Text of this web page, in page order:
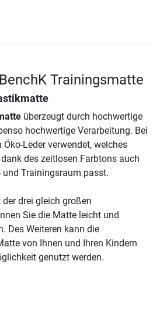
Trainingsmatte
überzeugt durch hochwertige
hochwertige Verarbeitung. Bei
Leder verwendet, welches
des zeitlosen Farbtons auch
Trainingsraum passt.
drei gleich großen
Sie die Matte leicht und
Des Weiteren kann die
von Ihnen und Ihren Kindern
genutzt werden.